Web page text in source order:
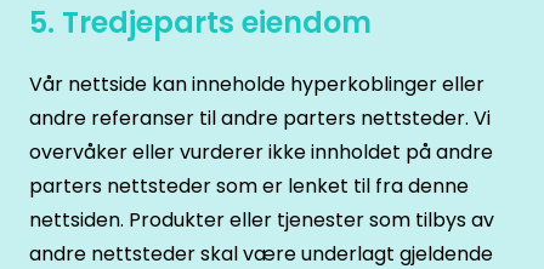
5. Tredjeparts eiendom
Vår nettside kan inneholde hyperkoblinger eller
andre referanser til andre parters nettsteder. Vi
overvåker eller vurderer ikke innholdet på andre
parters nettsteder som er lenket til fra denne
nettsiden. Produkter eller tjenester som tilbys av
andre nettsteder skal være underlagt gjeldende